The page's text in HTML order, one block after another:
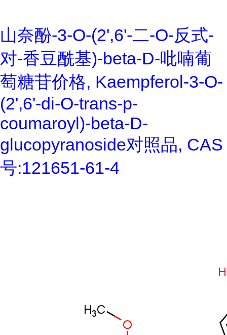
山奈酚-3-O-(2',6'-二-O-反式-
对-香豆酰基)-beta-D-吡喃葡
萄糖苷价格, Kaempferol-3-O-
(2',6'-di-O-trans-p-
coumaroyl)-beta-D-
glucopyranoside对照品, CAS
号:121651-61-4